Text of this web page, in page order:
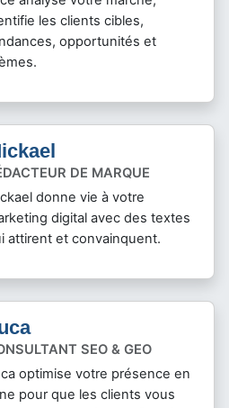
les clients cibles,
opportunités et
DE MARQUE
donne vie à votre
digital avec des textes
attirent et convainquent.
SEO & GEO
optimise votre présence en
pour que les clients vous